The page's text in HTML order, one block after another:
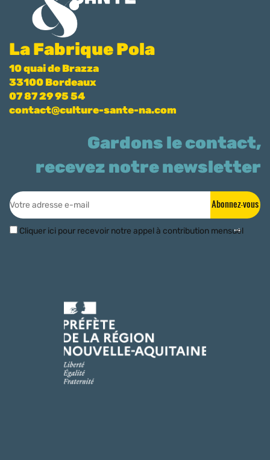
La Fabrique Pola
10 quai de Brazza
33100 Bordeaux
07 87 29 95 54
contact@culture-sante-na.com
Gardons le contact,
recevez notre newsletter
Abonnez-vous
Cliquer ici pour recevoir notre appel à contribution mensuel